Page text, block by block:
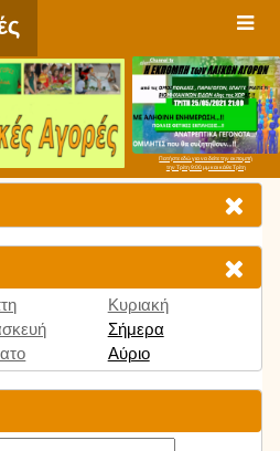
Πατήστε εδώ για να δείτε την εκπομπή
την Τρίτη 9:00 μμ και κάθε Τρίτη
Κυριακή
Σήμερα
Αύριο